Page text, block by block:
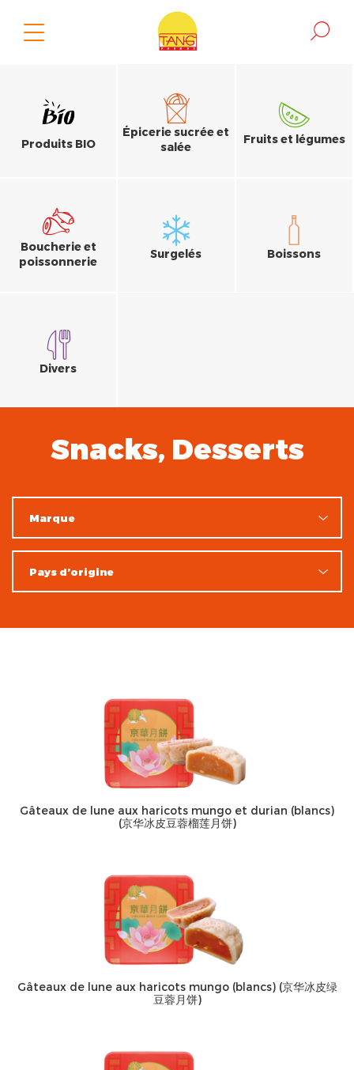
Produits BIO
Épicerie sucrée et
salée
Fruits et légumes
Boucherie et
poissonnerie
Surgelés Boissons
Divers
Snacks, Desserts
Gâteaux de lune aux haricots mungo et durian (blancs)
(京华冰皮豆蓉榴莲月饼)
Gâteaux de lune aux haricots mungo (blancs) (京华冰皮绿
豆蓉月饼)